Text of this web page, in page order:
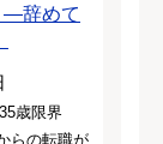
―辞めて
歳限界
らの転職が